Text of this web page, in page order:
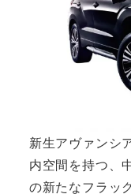
新生アヴァンシ
内空間を持つ、
の新たなフラッ